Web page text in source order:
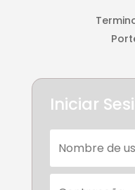
Iniciar